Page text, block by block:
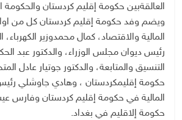
العالقةبين حكومة إقليم كردستان والحكومة
ویضم وفد حكومة إقلیم كردستان كل من
المالية والاقتصاد، كمال محمدوزير الكهرباء،
رئيس ديوان مجلس الوزراء، والدكتور عبد
التنسيق والمتابعة، والدكتور جوتیار عادل
حكومة إقليمكردستان ، وهادي جاوشلي
المالية في حكومة إقليم كردستان وفارس
حكومة إلاقليم في بغداد.